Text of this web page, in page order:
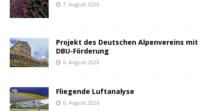
7. August 2026
Projekt des Deutschen Alpenvereins mit
DBU-Förderung
6. August 2026
Fliegende Luftanalyse
6. August 2026